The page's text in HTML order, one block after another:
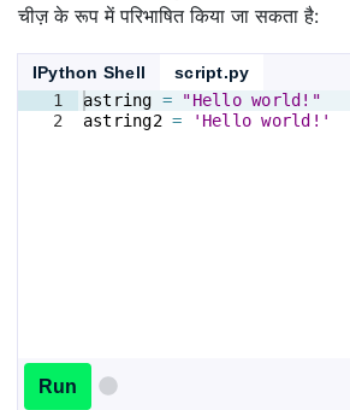
चीज़ के रूप में परिभाषित किया जा सकता है:
IPython Shell
script.py
1
2
astring =
"Hello world!"
astring2 = 'Hello world!'
Run